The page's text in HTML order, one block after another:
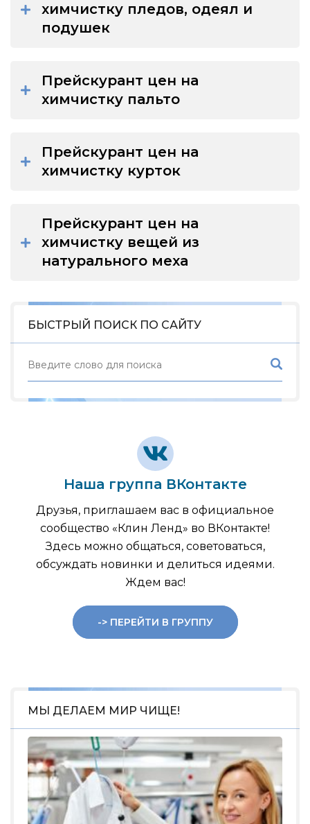
БЫСТРЫЙ ПОИСК ПО САЙТУ
Наша группа ВКонтакте
Друзья, приглашаем вас в официальное
сообщество «Клин Ленд» во ВКонтакте!
Здесь можно общаться, советоваться,
обсуждать новинки и делиться идеями.
Ждем вас!
-> ПЕРЕЙТИ В ГРУППУ
МЫ ДЕЛАЕМ МИР ЧИЩЕ!
химчистку пледов, одеял и
подушек
Прейскурант цен на
химчистку пальто
Прейскурант цен на
химчистку курток
Прейскурант цен на
химчистку вещей из
натурального меха